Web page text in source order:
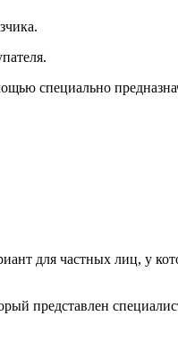
специально
для частных лиц, у
представлен